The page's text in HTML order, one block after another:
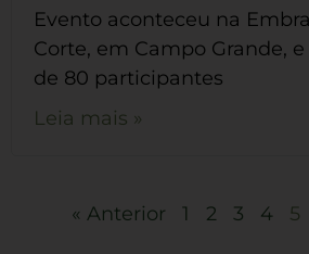
Evento aconteceu na
Corte, em Campo Grande,
de 80 participantes
Leia mais »
« Anterior 1 2 3 4 5